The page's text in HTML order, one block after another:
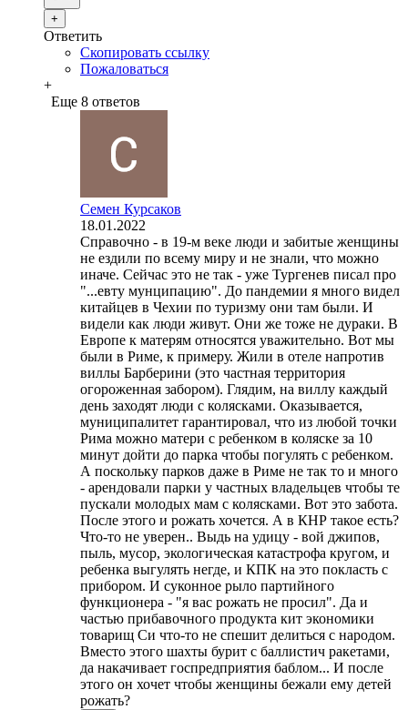
+
Ответить
Скопировать ссылку
Пожаловаться
+
Еще 8 ответов
Семен Курсаков
18.01.2022
Справочно - в 19-м веке люди и забитые женщины
не ездили по всему миру и не знали, что можно
иначе. Сейчас это не так - уже Тургенев писал про
"...евту мунципацию". До пандемии я много видел
китайцев в Чехии по туризму они там были. И
видели как люди живут. Они же тоже не дураки. В
Европе к матерям относятся уважительно. Вот мы
были в Риме, к примеру. Жили в отеле напротив
виллы Барберини (это частная территория
огороженная забором). Глядим, на виллу каждый
день заходят люди с колясками. Оказывается,
муниципалитет гарантировал, что из любой точки
Рима можно матери с ребенком в коляске за 10
минут дойти до парка чтобы погулять с ребенком.
А поскольку парков даже в Риме не так то и много
- арендовали парки у частных владельцев чтобы те
пускали молодых мам с колясками. Вот это забота.
После этого и рожать хочется. А в КНР такое есть?
Что-то не уверен.. Выдь на удицу - вой джипов,
пыль, мусор, экологическая катастрофа кругом, и
ребенка выгулять негде, и КПК на это покласть с
прибором. И суконное рыло партийного
функционера - "я вас рожать не просил". Да и
частью прибавочного продукта кит экономики
товарищ Си что-то не спешит делиться с народом.
Вместо этого шахты бурит с баллистич ракетами,
да накачивает госпредприятия баблом... И после
этого он хочет чтобы женщины бежали ему детей
рожать?